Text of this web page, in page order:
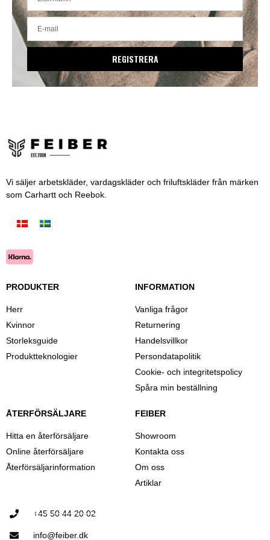
REGISTRERA
Vi säljer arbetskläder, vardagskläder och friluftskläder från märken
som Carhartt och Reebok.
PRODUKTER
Herr
Kvinnor
Storleksguide
Produktteknologier
INFORMATION
Vanliga frågor
Returnering
Handelsvillkor
Persondatapolitik
Cookie- och integritetspolicy
Spåra min beställning
ÅTERFÖRSÄLJARE
Hitta en återförsäljare
Online återförsäljare
Återförsäljarinformation
FEIBER
Showroom
Kontakta oss
Om oss
Artiklar
+45 50 44 20 02
info@feiber.dk